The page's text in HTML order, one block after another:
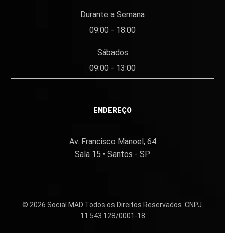
Durante a Semana
09:00 - 18:00
Sábados
09:00 - 13:00
ENDEREÇO
Av. Francisco Manoel, 64
Sala 15 • Santos - SP
© 2026 Social MAD Todos os Direitos Reservados. CNPJ.
11.543.128/0001-18